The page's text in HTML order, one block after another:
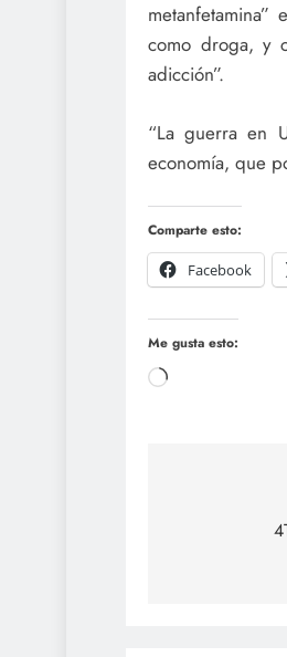
como droga, y
adicción”.
“La guerra en
economía, que
Comparte esto:
Facebook
Me gusta esto:
Cargando...